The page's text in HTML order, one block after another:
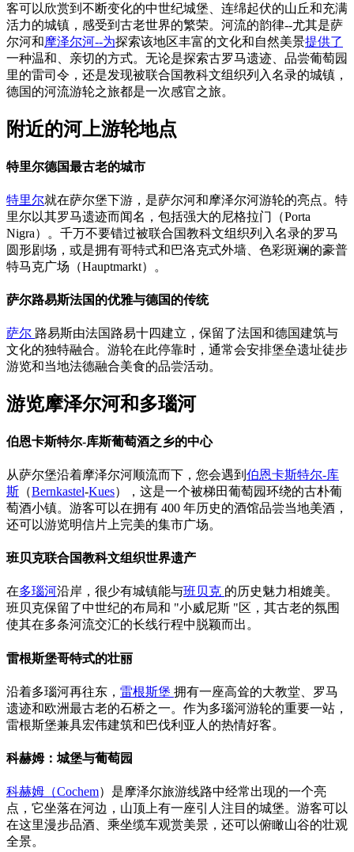
客可以欣赏到不断变化的中世纪城堡、连绵起伏的山丘和充满
活力的城镇，感受到古老世界的繁荣。河流的韵律--尤其是萨
尔河和摩泽尔河--为探索该地区丰富的文化和自然美景提供了
一种温和、亲切的方式。无论是探索古罗马遗迹、品尝葡萄园
里的雷司令，还是发现被联合国教科文组织列入名录的城镇，
德国的河流游轮之旅都是一次感官之旅。
附近的河上游轮地点
特里尔德国最古老的城市
特里尔就在萨尔堡下游，是萨尔河和摩泽尔河游轮的亮点。特
里尔以其罗马遗迹而闻名，包括强大的尼格拉门（Porta
Nigra）。千万不要错过被联合国教科文组织列入名录的罗马
圆形剧场，或是拥有哥特式和巴洛克式外墙、色彩斑斓的豪普
特马克广场（Hauptmarkt）。
萨尔路易斯法国的优雅与德国的传统
萨尔 路易斯由法国路易十四建立，保留了法国和德国建筑与
文化的独特融合。游轮在此停靠时，通常会安排堡垒遗址徒步
游览和当地法德融合美食的品尝活动。
游览摩泽尔河和多瑙河
伯恩卡斯特尔-库斯葡萄酒之乡的中心
从萨尔堡沿着摩泽尔河顺流而下，您会遇到 伯恩卡斯特尔-库
斯 （Bernkastel-Kues），这是一个被梯田葡萄园环绕的古朴葡
萄酒小镇。游客可以在拥有 400 年历史的酒馆品尝当地美酒，
还可以游览明信片上完美的集市广场。
班贝克联合国教科文组织世界遗产
在多瑙河沿岸，很少有城镇能与班贝克 的历史魅力相媲美。
班贝克保留了中世纪的布局和 "小威尼斯 "区，其古老的氛围
使其在多条河流交汇的长线行程中脱颖而出。
雷根斯堡哥特式的壮丽
沿着多瑙河再往东， 雷根斯堡 拥有一座高耸的大教堂、罗马
遗迹和欧洲最古老的石桥之一。作为多瑙河游轮的重要一站，
雷根斯堡兼具宏伟建筑和巴伐利亚人的热情好客。
科赫姆：城堡与葡萄园
科赫姆（Cochem）是摩泽尔旅游线路中经常出现的一个亮
点，它坐落在河边，山顶上有一座引人注目的城堡。游客可以
在这里漫步品酒、乘坐缆车观赏美景，还可以俯瞰山谷的壮观
全景。